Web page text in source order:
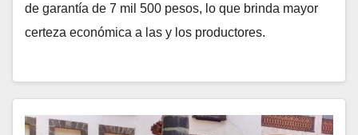
de garantía de 7 mil 500 pesos, lo que brinda mayor
certeza económica a las y los productores.